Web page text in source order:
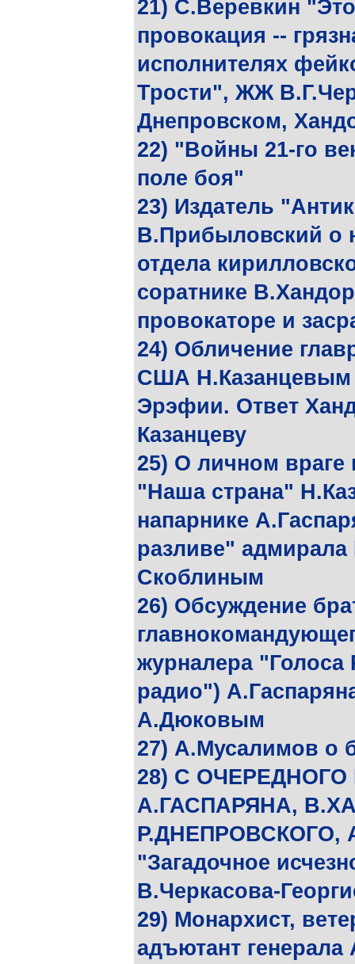
21) С.Веревкин
провокация --
исполнителях
Трости", ЖЖ
Днепровском,
22) "Войны 21-го
поле боя"
23) Издатель
В.Прибыловский о
отдела
соратнике
провокаторе и
24) Обличение
США Н.Казанцевым
Эрэфии. Ответ
Казанцеву
25) О личном враге
"Наша страна"
напарнике
разливе" адмирала
Скоблиным
26) Обсуждение
журналера "Голоса
радио")
А.Дюковым
27) А.Мусалимов о
28) С
А.ГАСПАРЯНА,
Р.ДНЕПРОВСКОГО,
"Загадочное
В.Черкасова-
29) Монархист,
адъютант